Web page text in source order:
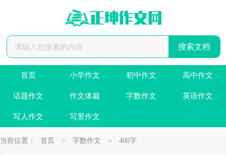
首页 小学作文 初中作文 高中作文
话题作文 作文体裁 字数作文 英语作文
写人作文 写景作文
当前位置： 首页 > 字数作文 > 400字